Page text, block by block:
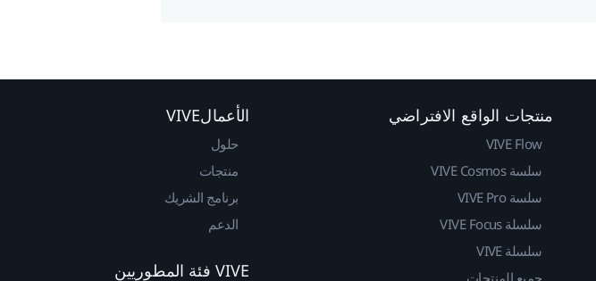
منتجات الواقع الافتراضي
VIVE Flow
سلسة VIVE Cosmos
سلسة VIVE Pro
سلسلة VIVE Focus
سلسلة VIVE
جميع المنتجات
الأعمالVIVE
حلول
منتجات
برنامج الشريك
الدعم
VIVE فئة المطوريين